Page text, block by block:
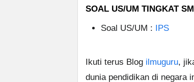
SOAL US/UM TINGKAT
Soal US/UM : IPS
Ikuti terus Blog ilmuguru,
dunia pendidikan di negara